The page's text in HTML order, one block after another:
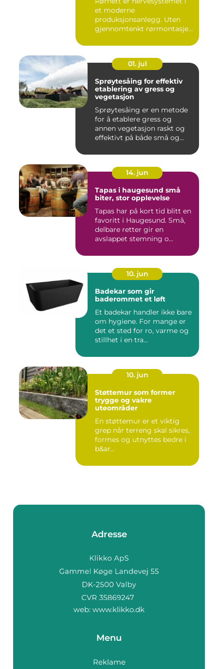
et moderne
produksjonsanlegg. Uten
gjennomtenkt rørmontasje
01. jul
Sprøytesåing for effektiv
etablering av gress og
vegetasjon
Sprøytesåing er en metode
for å etablere gress og
annen vegetasjon raskt og
effektivt på både små og...
14. jun
Tapas i haugesund små
biter, stor opplevelse
Tapas har på kort tid blitt en
favoritt i Haugesund. Små,
delbare retter gir en
avslappet stemning o...
10. jun
Badekar som gir
baderommet et løft
Et badekar handler ikke bare
om hygiene. For mange er
det et sted for ro, varme og
stillhet i en tra...
10. jun
Støttemur som former
trygge og vakre
uteområder
En støttemur er et viktig
grep når terreng skal sikres,
formes og utnyttes bedre i
b&ar...
Adresse
web: www.klikko.dk
Menu
Reklame